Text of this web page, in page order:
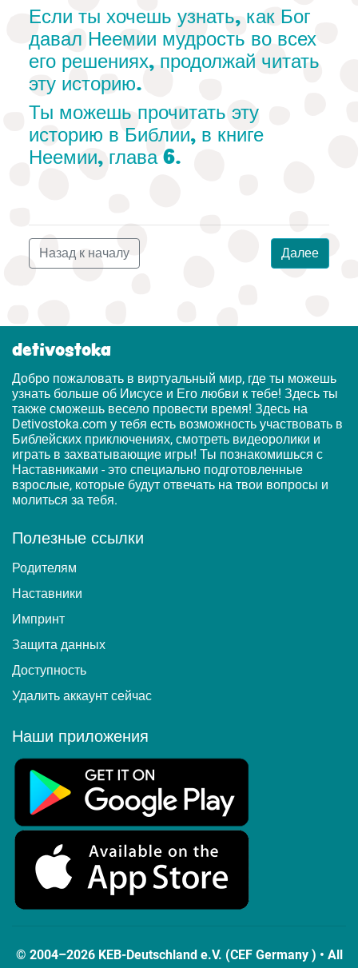
Если ты хочешь узнать, как Бог
давал Неемии мудрость во всех
его решениях, продолжай читать
эту историю.
Ты можешь прочитать эту
историю в Библии, в книге
Неемии, глава 6.
Далее
Назад к началу
detivostoka
Добро пожаловать в виртуальный мир, где ты можешь
узнать больше об Иисусе и Его любви к тебе! Здесь ты
также сможешь весело провести время! Здесь на
Detivostoka.com у тебя есть возможность участвовать в
Библейских приключениях, смотреть видеоролики и
играть в захватывающие игры! Ты познакомишься с
Наставниками - это специально подготовленные
взрослые, которые будут отвечать на твои вопросы и
молиться за тебя.
Полезные ссылки
Родителям
Наставники
Импринт
Защита данных
Доступность
Удалить аккаунт сейчас
Наши приложения
© 2004–2026 KEB-Deutschland e.V. (CEF Germany ) • All